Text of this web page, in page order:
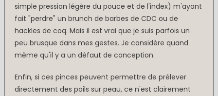
simple pression légère du pouce et de l'index) m'ayant
fait "perdre" un brunch de barbes de CDC ou de
hackles de coq. Mais il est vrai que je suis parfois un
peu brusque dans mes gestes. Je considère quand
même qu'il y a un défaut de conception.
Enfin, si ces pinces peuvent permettre de prélever
directement des poils sur peau, ce n'est clairement